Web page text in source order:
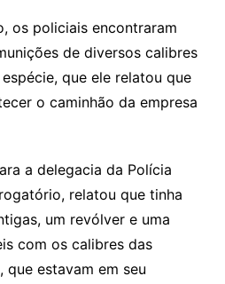
os policiais encontraram
de diversos calibres
que ele relatou que
o caminhão da empresa
a delegacia da Polícia
relatou que tinha
um revólver e uma
com os calibres das
que estavam em seu